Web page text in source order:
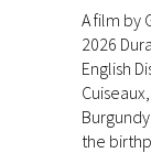
A film by
2026
English
the